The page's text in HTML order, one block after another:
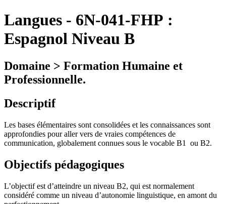
Langues - 6N-041-FHP :
Espagnol Niveau B
Domaine > Formation Humaine et
Professionnelle.
Descriptif
Les bases élémentaires sont consolidées et les connaissances sont
approfondies pour aller vers de vraies compétences de
communication, globalement connues sous le vocable B1
ou B2.
Objectifs pédagogiques
L’objectif est d’atteindre un niveau B2, qui est normalement
considéré comme un niveau d’autonomie linguistique, en amont du